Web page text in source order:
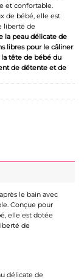
et confortable.
de bébé, elle est
liberté de
la peau délicate de
libres pour le câliner
tête de bébé du
de détente et de
le bain avec
Conçue pour
elle est dotée
de
délicate de